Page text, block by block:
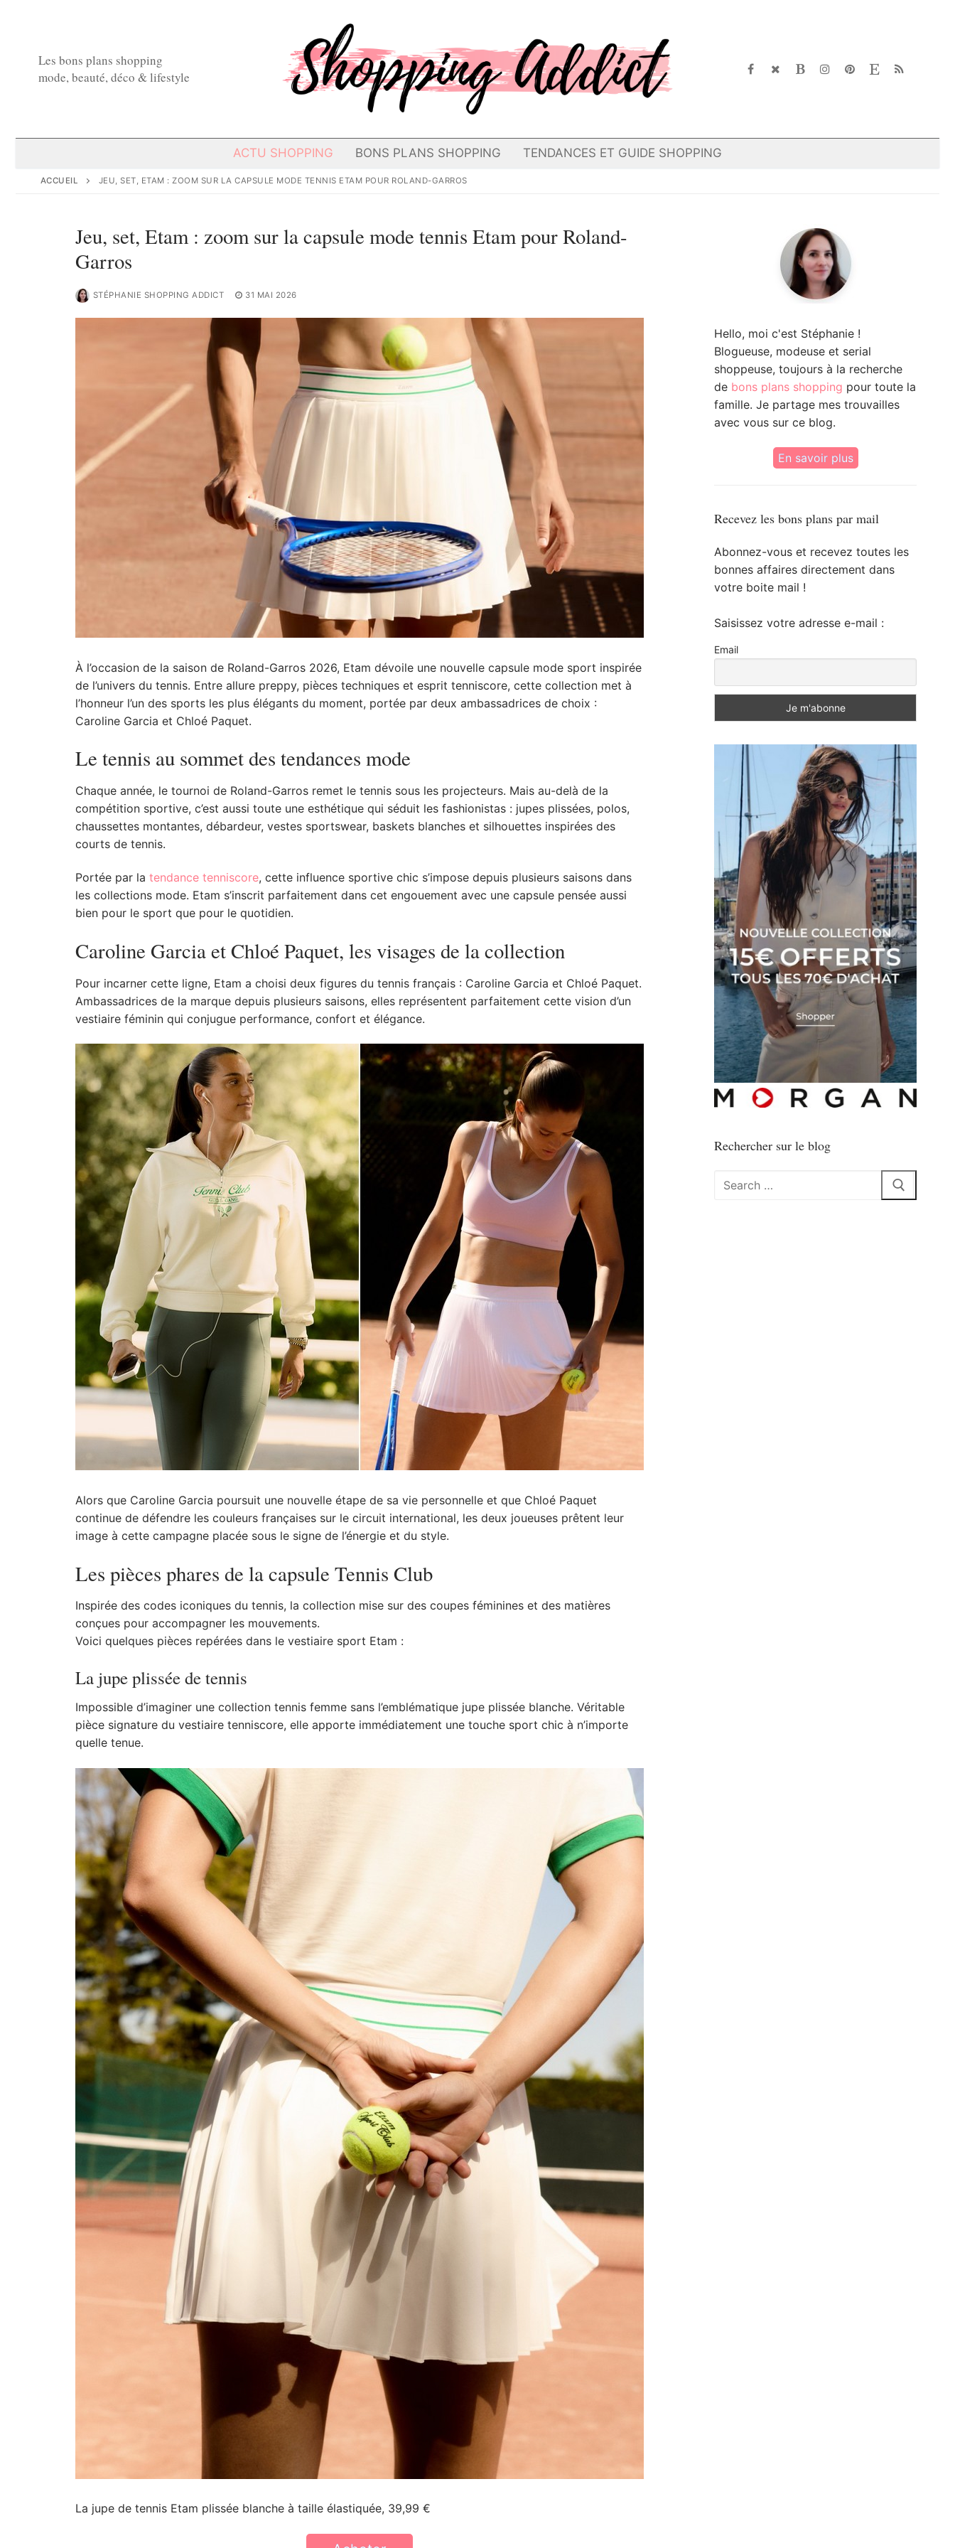
Les bons plans shopping
mode, beauté, déco & lifestyle
ACTU SHOPPING BONS PLANS SHOPPING TENDANCES ET GUIDE SHOPPING
ACCUEIL JEU, SET, ETAM : ZOOM SUR LA CAPSULE MODE TENNIS ETAM POUR ROLAND-GARROS
Jeu, set, Etam : zoom sur la capsule mode tennis Etam pour Roland-
Garros
STÉPHANIE SHOPPING ADDICT 31 MAI 2026
À l’occasion de la saison de Roland-Garros 2026, Etam dévoile une nouvelle capsule mode sport inspirée
de l’univers du tennis. Entre allure preppy, pièces techniques et esprit tenniscore, cette collection met à
l’honneur l’un des sports les plus élégants du moment, portée par deux ambassadrices de choix :
Caroline Garcia et Chloé Paquet.
Le tennis au sommet des tendances mode
Chaque année, le tournoi de Roland-Garros remet le tennis sous les projecteurs. Mais au-delà de la
compétition sportive, c’est aussi toute une esthétique qui séduit les fashionistas : jupes plissées, polos,
chaussettes montantes, débardeur, vestes sportswear, baskets blanches et silhouettes inspirées des
courts de tennis.
Portée par la tendance tenniscore, cette influence sportive chic s’impose depuis plusieurs saisons dans
les collections mode. Etam s’inscrit parfaitement dans cet engouement avec une capsule pensée aussi
bien pour le sport que pour le quotidien.
Caroline Garcia et Chloé Paquet, les visages de la collection
Pour incarner cette ligne, Etam a choisi deux figures du tennis français : Caroline Garcia et Chloé Paquet.
Ambassadrices de la marque depuis plusieurs saisons, elles représentent parfaitement cette vision d’un
vestiaire féminin qui conjugue performance, confort et élégance.
Alors que Caroline Garcia poursuit une nouvelle étape de sa vie personnelle et que Chloé Paquet
continue de défendre les couleurs françaises sur le circuit international, les deux joueuses prêtent leur
image à cette campagne placée sous le signe de l’énergie et du style.
Les pièces phares de la capsule Tennis Club
Inspirée des codes iconiques du tennis, la collection mise sur des coupes féminines et des matières
conçues pour accompagner les mouvements.
Voici quelques pièces repérées dans le vestiaire sport Etam :
La jupe plissée de tennis
Impossible d’imaginer une collection tennis femme sans l’emblématique jupe plissée blanche. Véritable
pièce signature du vestiaire tenniscore, elle apporte immédiatement une touche sport chic à n’importe
quelle tenue.
La jupe de tennis Etam plissée blanche à taille élastiquée, 39,99 €
Hello, moi c'est Stéphanie !
Blogueuse, modeuse et serial
shoppeuse, toujours à la recherche
de bons plans shopping pour toute la
famille. Je partage mes trouvailles
avec vous sur ce blog.
En savoir plus
Recevez les bons plans par mail
Abonnez-vous et recevez toutes les
bonnes affaires directement dans
votre boite mail !
Saisissez votre adresse e-mail :
Email
Rechercher sur le blog
Rechercher